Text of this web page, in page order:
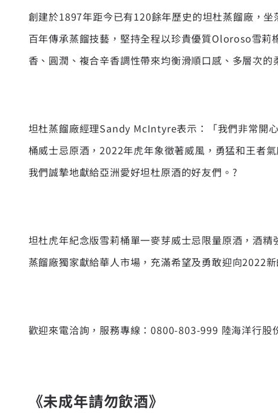
創建於1897年距今已有120餘年歷史的坦杜蒸餾廠，
百年傳承蒸餾技藝，堅持全程以珍貴優質Oloroso雪
香、圓潤、複合辛香調性帶來均衡滑順口感、多層次
坦杜蒸餾廠經理Sandy McIntyre表示：「我們非常開
桶威士忌原酒，2022年虎年象徵著威風，勇猛和王者
我們誠摯地獻給亞洲愛好坦杜原酒的好友們。?
坦杜虎年紀念版雪莉桶單一麥芽威士忌限量原酒，酒
蒸餾廠獨家獻給華人市場，充滿希望及勇敢迎向2022
歡迎來電洽詢，服務專線：0800-803-999 陸海洋行股
《未成年請勿飲酒》